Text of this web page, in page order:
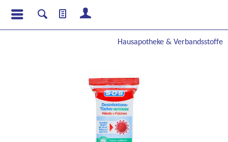
Hausapotheke & Verbandsstoffe